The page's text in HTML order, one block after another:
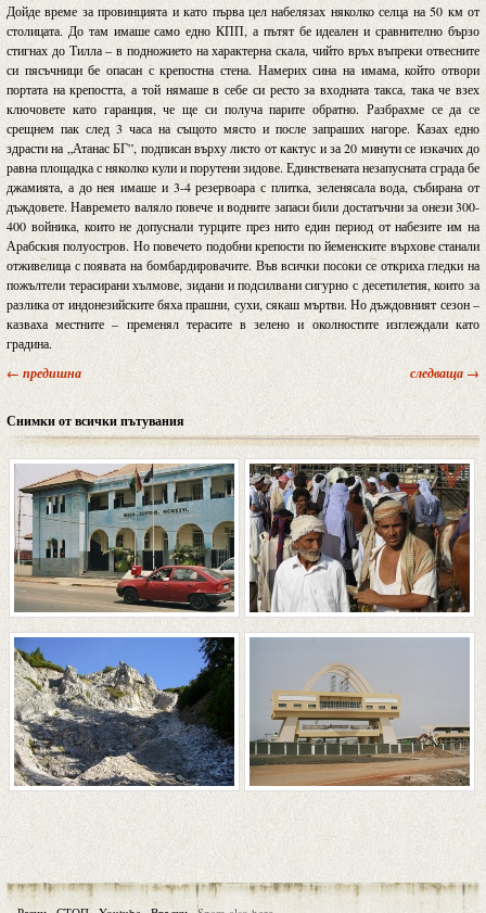
Дойде време за провинцията и като първа цел набелязах няколко селца на 50 км от
столицата. До там имаше само едно КПП, а пътят бе идеален и сравнително бързо
стигнах до Тилла – в подножието на характерна скала, чийто връх въпреки отвесните
си пясъчници бе опасан с крепостна стена. Намерих сина на имама, който отвори
портата на крепостта, а той нямаше в себе си ресто за входната такса, така че взех
ключовете като гаранция, че ще си получа парите обратно. Разбрахме се да се
срещнем пак след 3 часа на същото място и после запраших нагоре. Казах едно
здрасти на „Атанас БГ”, подписан върху листо от кактус и за 20 минути се изкачих до
равна площадка с няколко кули и порутени зидове. Единствената незапусната сграда бе
джамията, а до нея имаше и 3-4 резервоара с плитка, зеленясала вода, събирана от
дъждовете. Навремето валяло повече и водните запаси били достатъчни за онези 300-
400 войника, които не допуснали турците през нито един период от набезите им на
Арабския полуостров. Но повечето подобни крепости по йеменските върхове станали
отживелица с появата на бомбардировачите. Във всички посоки се откриха гледки на
пожълтели терасирани хълмове, зидани и подсилвани сигурно с десетилетия, които за
разлика от индонезийските бяха прашни, сухи, сякаш мъртви. Но дъждовният сезон –
казваха местните – пременял терасите в зелено и околностите изглеждали като
градина.
← предишна следваща →
Снимки от всички пътувания